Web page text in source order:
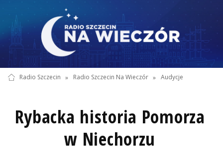
Radio Szczecin » Radio Szczecin Na Wieczór » Audycje
Rybacka historia Pomorza
w Niechorzu